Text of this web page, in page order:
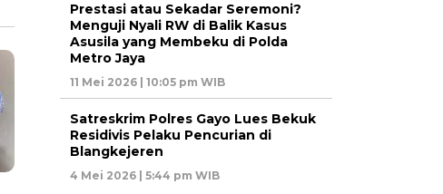
Prestasi atau Sekadar Seremoni?
Menguji Nyali RW di Balik Kasus
Asusila yang Membeku di Polda
Metro Jaya
11 Mei 2026 | 10:05 pm WIB
Satreskrim Polres Gayo Lues Bekuk
Residivis Pelaku Pencurian di
Blangkejeren
4 Mei 2026 | 5:44 pm WIB